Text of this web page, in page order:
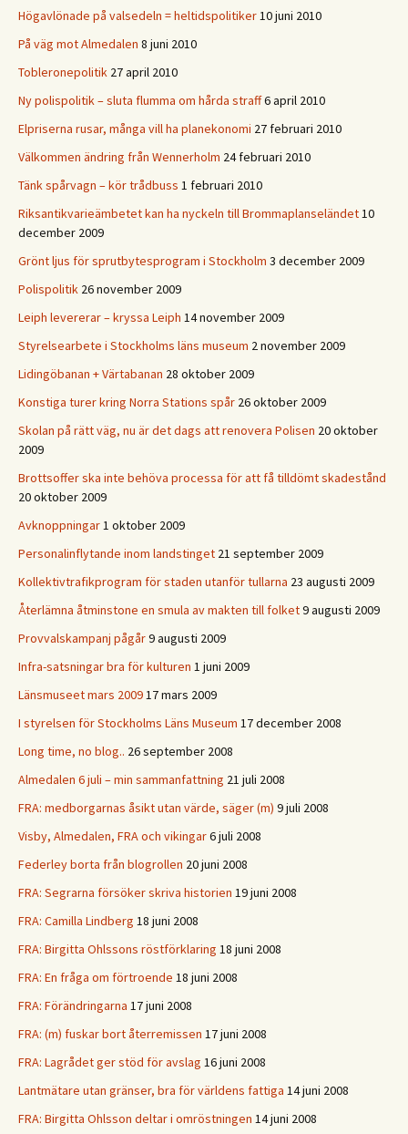
Högavlönade på valsedeln = heltidspolitiker10 juni 2010
På väg mot Almedalen 8 juni 2010
Tobleronepolitik 27 april 2010
Ny polispolitik – sluta flumma om hårda straff6 april 2010
Elpriserna rusar, många vill ha planekonomi 27 februari 2010
Välkommen ändring från Wennerholm 24 februari 2010
Tänk spårvagn – kör trådbuss 1 februari 2010
Riksantikvarieämbetet kan ha nyckeln till Brommaplanseländet10
december 2009
Grönt ljus för sprutbytesprogram i Stockholm 3 december 2009
Polispolitik 26 november 2009
Leiph levererar – kryssa Leiph 14 november 2009
Styrelsearbete i Stockholms läns museum 2 november 2009
Lidingöbanan + Värtabanan 28 oktober 2009
Konstiga turer kring Norra Stations spår 26 oktober 2009
Skolan på rätt väg, nu är det dags att renovera Polisen 20 oktober
2009
Brottsoffer ska inte behöva processa för att få tilldömt skadestånd
20 oktober 2009
Avknoppningar1 oktober 2009
Personalinflytande inom landstinget 21 september 2009
Kollektivtrafikprogram för staden utanför tullarna 23 augusti 2009
Återlämna åtminstone en smula av makten till folket9 augusti 2009
Provvalskampanj pågår9 augusti 2009
Infra-satsningar bra för kulturen 1 juni 2009
Länsmuseet mars 200917 mars 2009
I styrelsen för Stockholms Läns Museum 17 december 2008
Long time, no blog.. 26 september 2008
Almedalen 6 juli – min sammanfattning 21 juli 2008
FRA: medborgarnas åsikt utan värde, säger (m) 9 juli 2008
Visby, Almedalen, FRA och vikingar6 juli 2008
Federley borta från blogrollen 20 juni 2008
FRA: Segrarna försöker skriva historien 19 juni 2008
FRA: Camilla Lindberg 18 juni 2008
FRA: Birgitta Ohlssons röstförklaring 18 juni 2008
FRA: En fråga om förtroende 18 juni 2008
FRA: Förändringarna 17 juni 2008
FRA: (m) fuskar bort återremissen 17 juni 2008
FRA: Lagrådet ger stöd för avslag 16 juni 2008
Lantmätare utan gränser, bra för världens fattiga 14 juni 2008
FRA: Birgitta Ohlsson deltar i omröstningen 14 juni 2008